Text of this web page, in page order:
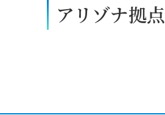
アリゾナ拠点